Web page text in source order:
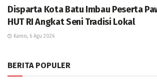
Disparta Kota Batu Imbau Peserta
HUT RI Angkat Seni Tradisi Lokal
Kamis, 6 Agu 2026
BERITA POPULER